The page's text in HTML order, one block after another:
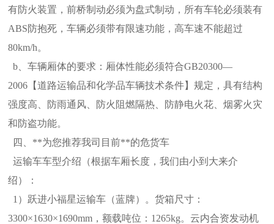
有防火装置，前桥制动必须为盘式制动，所有车轮必须装有
ABS防抱死，车辆必须带有限速功能，高车速不能超过
80km/h。
b、车辆厢体的要求：厢体性能必须符合GB20300—
2006【道路运输品和化学品车辆技术条件】规定，具有结构
强度高、防雨通风、防火阻燃隔热、防静电火花、烟雾火灾
和防盗功能。
四、**为您推荐我司目前**的危货车
运输车车型介绍（根据车厢长度，我们由小到大来介
绍）：
1）跃进小福星运输车（蓝牌）。货箱尺寸：
3300×1630×1690mm，额载吨位：1265kg。云内合资发动机